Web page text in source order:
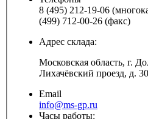
8 (495) 212-19-06
(499) 712-00-26 (факс)
Адрес склада:
Московская область, г.
Лихачёвский проезд, д. 30
Email
info@ms-gp.ru
Часы работы: